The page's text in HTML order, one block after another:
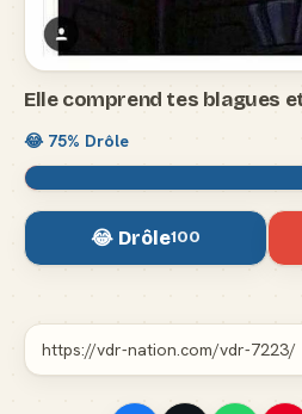
Elle comprend tes blagues
😂 75% Drôle
😂 Drôle100